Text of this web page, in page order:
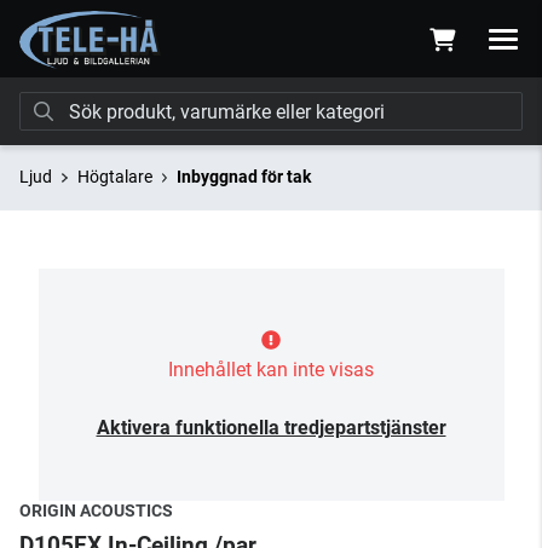
Ljud Högtalare Inbyggnad för tak
Innehållet kan inte visas
Aktivera funktionella tredjepartstjänster
ORIGIN ACOUSTICS